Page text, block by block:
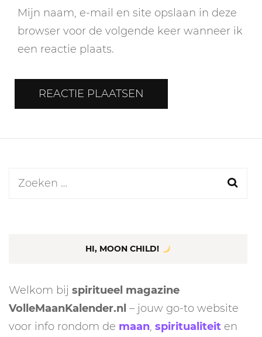
Mijn naam, e-mail en site opslaan in deze
browser voor de volgende keer wanneer ik
een reactie plaats.
Zoeken
HI, MOON CHILD!
Welkom bij spiritueel magazine
VolleMaanKalender.nl – jouw go-to website
voor info rondom de maan, spiritualiteit en